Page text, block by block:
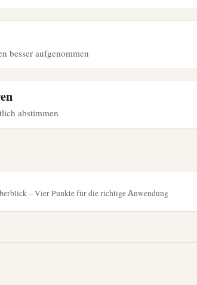
besser aufgenommen
abstimmen
– Vier Punkte für die richtige Anwendung